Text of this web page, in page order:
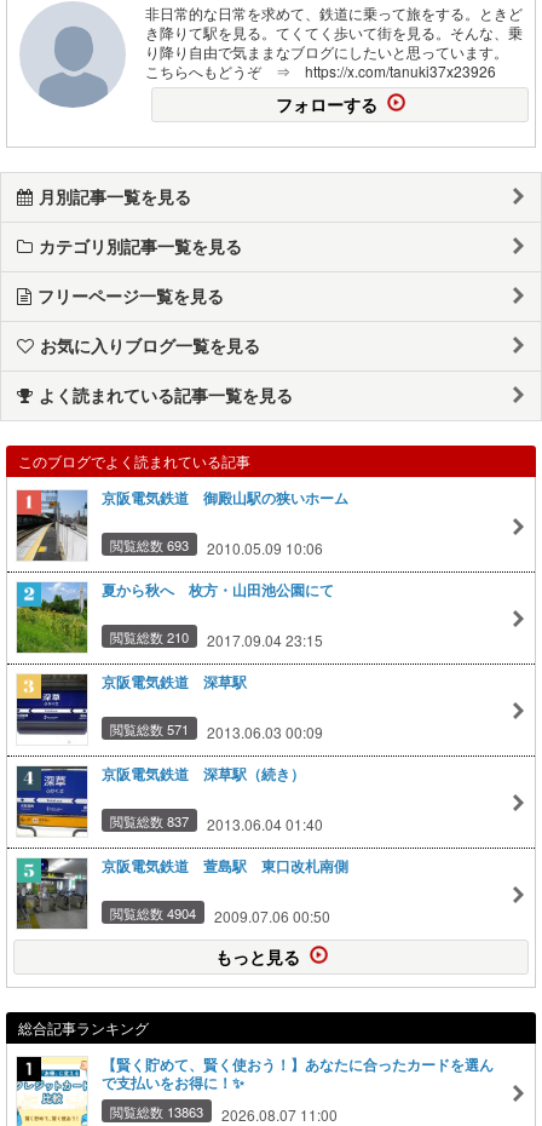
非日常的な日常を求めて、鉄道に乗って旅をする。ときど
き降りて駅を見る。てくてく歩いて街を見る。そんな、乗
り降り自由で気ままなブログにしたいと思っています。
こちらへもどうぞ ⇒ https://x.com/tanuki37x23926
フォローする
月別記事一覧を見る
カテゴリ別記事一覧を見る
フリーページ一覧を見る
お気に入りブログ一覧を見る
よく読まれている記事一覧を見る
このブログでよく読まれている記事
京阪電気鉄道 御殿山駅の狭いホーム
閲覧総数 693 2010.05.09 10:06
夏から秋へ 枚方・山田池公園にて
閲覧総数 210 2017.09.04 23:15
京阪電気鉄道 深草駅
閲覧総数 571 2013.06.03 00:09
京阪電気鉄道 深草駅（続き）
閲覧総数 837 2013.06.04 01:40
京阪電気鉄道 萱島駅 東口改札南側
閲覧総数 4904 2009.07.06 00:50
もっと見る
総合記事ランキング
【賢く貯めて、賢く使おう！】あなたに合ったカードを選ん
で支払いをお得に！✨
閲覧総数 13863 2026.08.07 11:00